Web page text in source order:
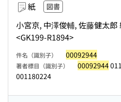
紙 図書
小宮京, 中澤俊輔, 佐藤健太郎
<GK199-R1894>
件名（識別子） 00092944
著者標目（識別子） 00092944
001180224